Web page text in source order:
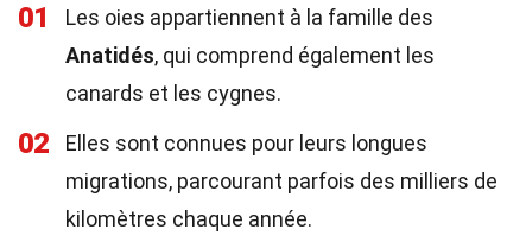
01
Les oies appartiennent à la famille des
Anatidés, qui comprend également les
canards et les cygnes.
02
Elles sont connues pour leurs longues
migrations, parcourant parfois des milliers de
kilomètres chaque année.